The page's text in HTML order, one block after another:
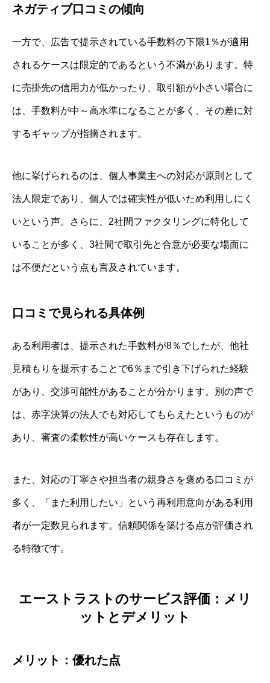
ネガティブ口コミの傾向
一方で、広告で提示されている手数料の下限1％が適用
されるケースは限定的であるという不満があります。特
に売掛先の信用力が低かったり、取引額が小さい場合に
は、手数料が中～高水準になることが多く、その差に対
するギャップが指摘されます。
他に挙げられるのは、個人事業主への対応が原則として
法人限定であり、個人では確実性が低いため利用しにく
いという声。さらに、2社間ファクタリングに特化して
いることが多く、3社間で取引先と合意が必要な場面に
は不便だという点も言及されています。
口コミで見られる具体例
ある利用者は、提示された手数料が8％でしたが、他社
見積もりを提示することで6％まで引き下げられた経験
があり、交渉可能性があることが分かります。別の声で
は、赤字決算の法人でも対応してもらえたというものが
あり、審査の柔軟性が高いケースも存在します。
また、対応の丁寧さや担当者の親身さを褒める口コミが
多く、「また利用したい」という再利用意向がある利用
者が一定数見られます。信頼関係を築ける点が評価され
る特徴です。
エーストラストのサービス評価：メリ
ットとデメリット
メリット：優れた点